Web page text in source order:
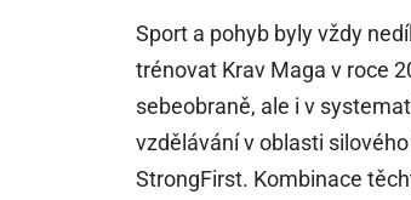
Sport a pohyb byly vždy
trénovat Krav Maga v roce
sebeobraně, ale i v
vzdělávání v oblasti
StrongFirst. Kombinace